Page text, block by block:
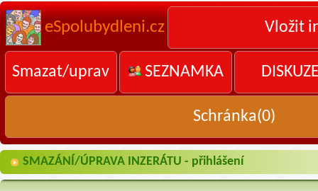
eSpolubydleni.cz Vložit
Smazat/uprav SEZNAMKA
Schránka(0)
SMAZÁNÍ/ÚPRAVA INZERÁTU - přihlášení